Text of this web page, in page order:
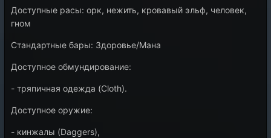
Доступные расы: орк, нежить, кровавый эльф, человек,
гном
Стандартные бары: Здоровье/Мана
Доступное обмундирование:
- тряпичная одежда (Cloth).
Доступное оружие:
- кинжалы (Daggers),